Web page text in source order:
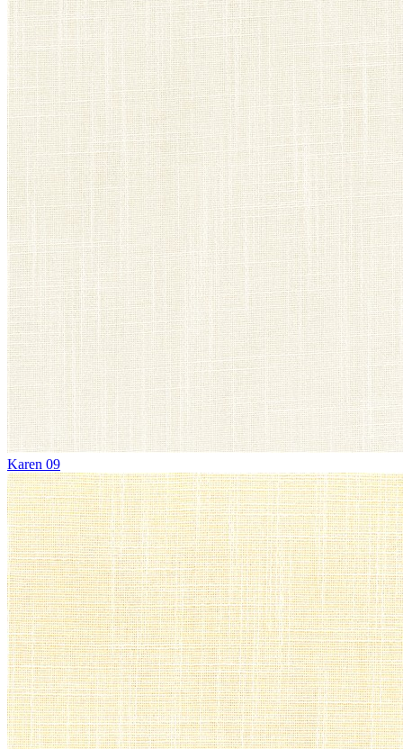
Karen 09